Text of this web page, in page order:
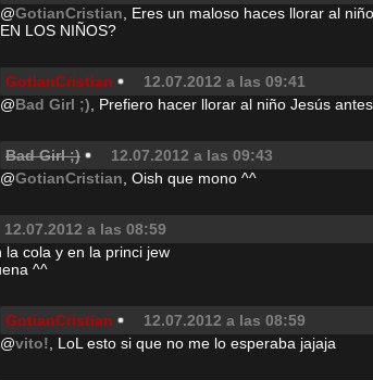
@GotianCristian , Eres un maloso haces llorar al
EN LOS NIÑOS?
GotianCristian 12.07.2012 a las 09:41
@Bad Girl ;) , Prefiero hacer llorar al niño Jesús
Bad Girl ;) 12.07.2012 a las 09:43
@GotianCristian , Oish que mono ^^
12.07.2012 a las 08:59
la cola y en la princi jew
^^
GotianCristian 12.07.2012 a las 08:59
@vito! , LoL esto si que no me lo esperaba jajaja